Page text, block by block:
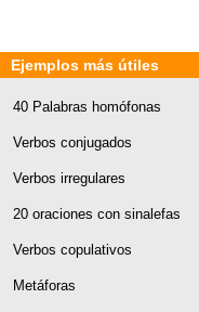
Ejemplos más útiles
40 Palabras homófonas
Verbos conjugados
Verbos irregulares
20 oraciones con sinalefas
Verbos copulativos
Metáforas